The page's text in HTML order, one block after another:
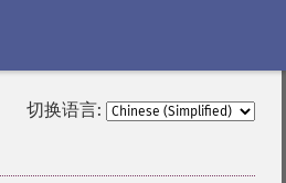
切换语言: